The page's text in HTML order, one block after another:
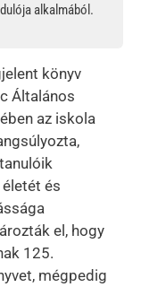
alkalmából.
könyv
Általános
az iskola
és
el, hogy
125.
mégpedig